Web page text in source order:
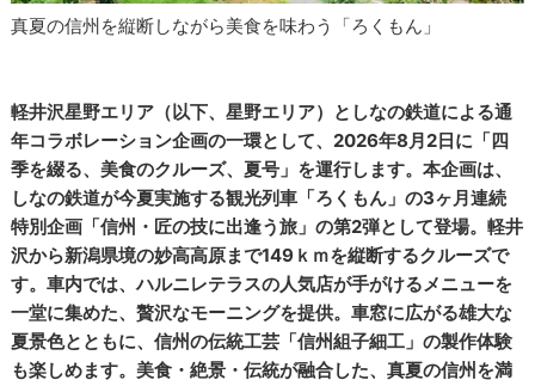
真夏の信州を縦断しながら美食を味わう「ろくもん」
軽井沢星野エリア（以下、星野エリア）としなの鉄道による通
年コラボレーション企画の一環として、2026年8月2日に「四
季を綴る、美食のクルーズ、夏号」を運行します。本企画は、
しなの鉄道が今夏実施する観光列車「ろくもん」の3ヶ月連続
特別企画「信州・匠の技に出逢う旅」の第2弾として登場。軽井
沢から新潟県境の妙高高原まで149ｋｍを縦断するクルーズで
す。車内では、ハルニレテラスの人気店が手がけるメニューを
一堂に集めた、贅沢なモーニングを提供。車窓に広がる雄大な
夏景色とともに、信州の伝統工芸「信州組子細工」の製作体験
も楽しめます。美食・絶景・伝統が融合した、真夏の信州を満